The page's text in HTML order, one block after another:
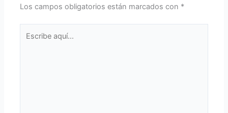
Los campos obligatorios están marcados con *
aquí...